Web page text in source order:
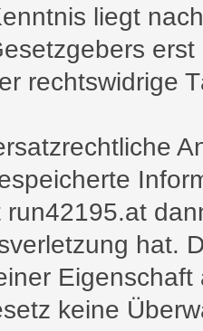
liegt
rechtswidrige
hat.
keine